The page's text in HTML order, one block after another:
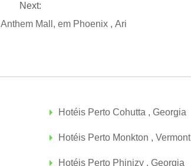
Next:
Mall, em Phoenix , Arizona
Hotéis Perto Cohutta , Georgia
Hotéis Perto Monkton , Vermont
Hotéis Perto Phinizy , Georgia